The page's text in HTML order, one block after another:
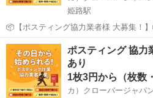
姫路駅
📦【ポスティング協力業者様 大募集！】📦 ━━ こんな方にピ
リ！ ・すでにポスティング業をされて
安定収入を得たい方 ・個人・法人どちらでもOK！ ━━
大手...
兵庫 姫路市 軽作業
ポスティング 協力
あり
カ）クローバージャパ